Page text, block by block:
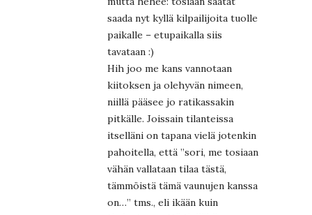
saada nyt kyllä kilpailijoita tuolle
paikalle – etupaikalla siis
tavataan :)
Hih joo me kans vannotaan
kiitoksen ja olehyvän nimeen,
niillä pääsee jo ratikassakin
pitkälle. Joissain tilanteissa
itselläni on tapana vielä jotenkin
pahoitella, että ”sori, me tosiaan
vähän vallataan tilaa tästä,
tämmöistä tämä vaunujen kanssa
on…” tms., eli ikään kuin